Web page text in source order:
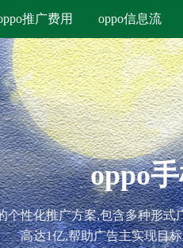
推广费用 oppo信息流
oppo广告
户，oppo推广，oppo信息流广